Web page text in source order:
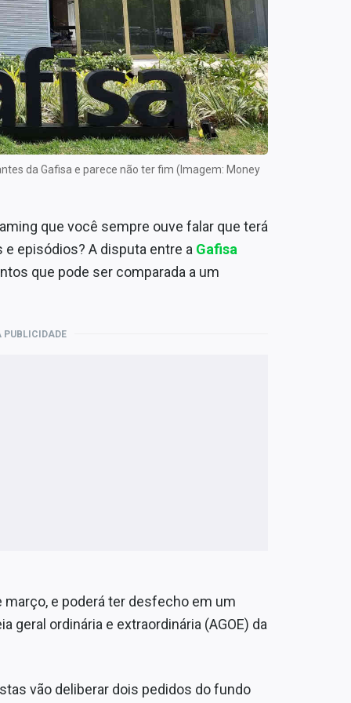
da Gafisa e parece não ter fim (Imagem: Money
que você sempre ouve falar que terá
episódios? A disputa entre a Gafisa
que pode ser comparada a um
PUBLICIDADE
e poderá ter desfecho em um
geral ordinária e extraordinária (AGOE) da
vão deliberar dois pedidos do fundo